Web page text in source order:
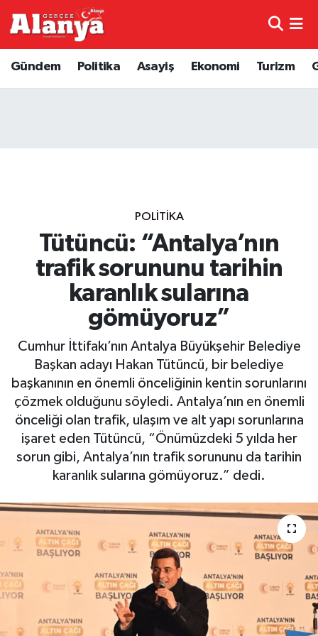
Gündem Politika Asayiş Ekonomi Turizm
POLITIKA
Tütüncü: “Antalya’nın
trafik sorununu tarihin
karanlık sularına
gömüyoruz”
Cumhur İttifakı’nın Antalya Büyükşehir Belediye
Başkan adayı Hakan Tütüncü, bir belediye
başkanının en önemli önceliğinin kentin sorunlarını
çözmek olduğunu söyledi. Antalya’nın en önemli
önceliği olan trafik, ulaşım ve alt yapı sorunlarına
işaret eden Tütüncü, “Önümüzdeki 5 yılda her
sorun gibi, Antalya’nın trafik sorununu da tarihin
karanlık sularına gömüyoruz.” dedi.
Genel
Diğer
Dünya
Gizlilik İlkeleri - Privacy Policy
Güncel
Gündem
Politika
Trafik Durumu
Haber Arşivi